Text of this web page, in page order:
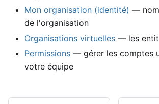
Mon organisation (identité) —
de l'organisation
Organisations virtuelles — les
Permissions — gérer les comptes
votre équipe